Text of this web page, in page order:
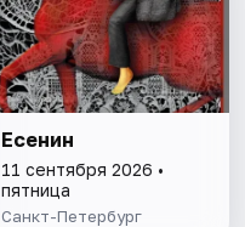
Есенин
11 сентября 2026 •
пятница
Санкт-Петербург